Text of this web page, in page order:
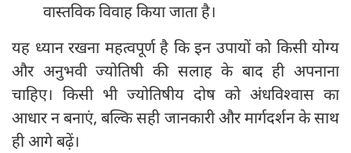
वास्तविक विवाह किया जाता है।
यह ध्यान रखना महत्वपूर्ण है कि इन उपायों को किसी योग्य
और अनुभवी ज्योतिषी की सलाह के बाद ही अपनाना
चाहिए। किसी भी ज्योतिषीय दोष को अंधविश्वास का
आधार न बनाएं, बल्कि सही जानकारी और मार्गदर्शन के साथ
ही आगे बढ़ें।